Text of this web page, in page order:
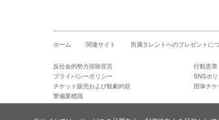
ホーム 関連サイト 所属タレントへのプレゼントに
反社会的勢力排除宣言 行動憲章
プライバシーポリシー
SNSポ
チケット販売および観劇約款
団体チ
警備業標識